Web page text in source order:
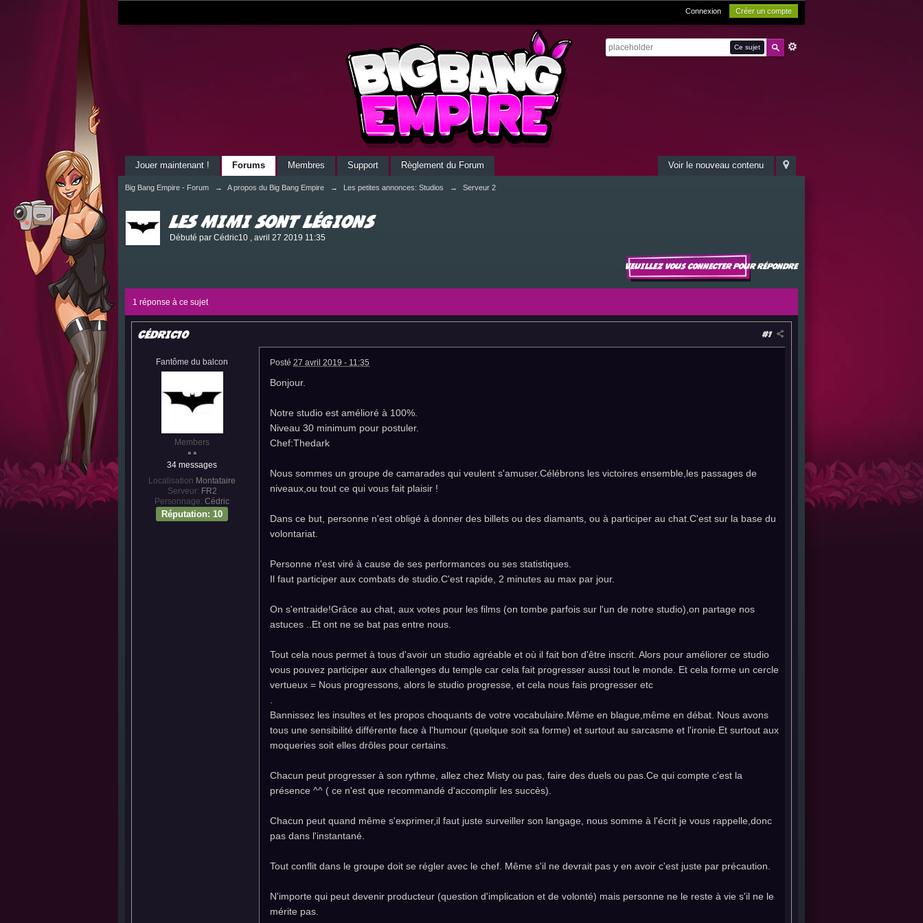
Connexion Créer un compte
Ce sujet
Voir le nouveau contenu
Jouer maintenant ! Forums Membres Support Règlement du Forum
Big Bang Empire - Forum → A propos du Big Bang Empire → Les petites annonces: Studios → Serveur 2
Les mimi sont légions
Débuté par Cédric10 , avril 27 2019 11:35
Veuillez vous connecter pour répondre
1 réponse à ce sujet
#1
Cédric10
Fantôme du balcon
Members
34 messages
Localisation Montataire
Serveur: FR2
Personnage: Cédric
Réputation: 10
Posté 27 avril 2019 - 11:35
Bonjour.
Notre studio est amélioré à 100%.
Niveau 30 minimum pour postuler.
Chef:Thedark
Nous sommes un groupe de camarades qui veulent s'amuser.Célébrons les victoires ensemble,les passages de
niveaux,ou tout ce qui vous fait plaisir !
Dans ce but, personne n'est obligé à donner des billets ou des diamants, ou à participer au chat.C'est sur la base du
volontariat.
Personne n'est viré à cause de ses performances ou ses statistiques.
Il faut participer aux combats de studio.C'est rapide, 2 minutes au max par jour.
On s'entraide!Grâce au chat, aux votes pour les films (on tombe parfois sur l'un de notre studio),on partage nos
astuces ..Et ont ne se bat pas entre nous.
Tout cela nous permet à tous d'avoir un studio agréable et où il fait bon d'être inscrit. Alors pour améliorer ce studio
vous pouvez participer aux challenges du temple car cela fait progresser aussi tout le monde. Et cela forme un cercle
vertueux = Nous progressons, alors le studio progresse, et cela nous fais progresser etc
Bannissez les insultes et les propos choquants de votre vocabulaire.Même en blague,même en débat. Nous avons
tous une sensibilité différente face à l'humour (quelque soit sa forme) et surtout au sarcasme et l'ironie.Et surtout aux
moqueries soit elles drôles pour certains.
Chacun peut progresser à son rythme, allez chez Misty ou pas, faire des duels ou pas.Ce qui compte c'est la
présence ^^ ( ce n'est que recommandé d'accomplir les succès).
Chacun peut quand même s'exprimer,il faut juste surveiller son langage, nous somme à l'écrit je vous rappelle,donc
pas dans l'instantané.
Tout conflit dans le groupe doit se régler avec le chef. Même s'il ne devrait pas y en avoir c'est juste par précaution.
N'importe qui peut devenir producteur (question d'implication et de volonté) mais personne ne le reste à vie s'il ne le
mérite pas.